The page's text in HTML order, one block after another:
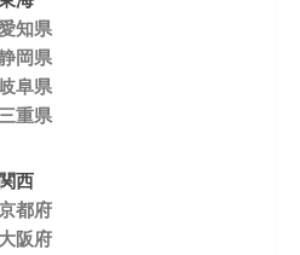
知県
岡県
阜県
重県
西
都府
大阪府